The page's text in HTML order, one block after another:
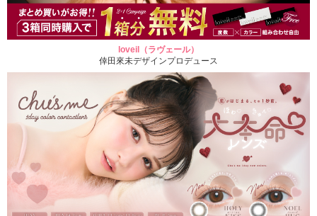
loveil（ラヴェール）
倖田來未デザインプロデュース